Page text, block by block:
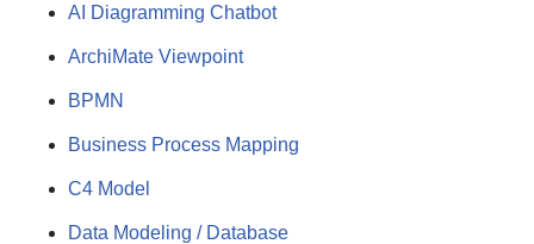
AI Diagramming Chatbot
ArchiMate Viewpoint
BPMN
Business Process Mapping
C4 Model
Data Modeling / Database